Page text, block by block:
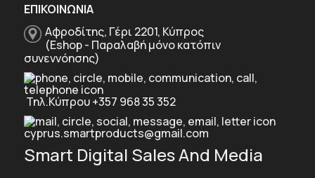
ΕΠΙΚΟΙΝΩΝΙΑ
Αφροδίτης, Γέρι 2201, Κύπρος
(Eshop - Παραλαβή μόνο κατόπιν
συνεννόησης)
Τηλ.Κύπρου +357 968 35 352
cyprus.smartproducts@gmail.com
Smart Digital Sales And Media